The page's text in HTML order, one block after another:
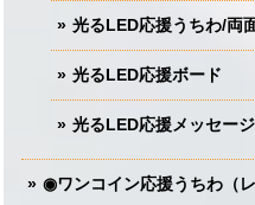
光るLED応援うちわ/両
光るLED応援ボード
光るLED応援メッセー
◉ワンコイン応援うちわ（